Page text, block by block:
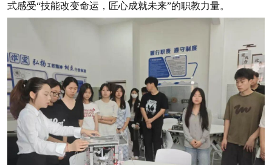
式感受“技能改变命运，匠心成就未来”的职教力量。